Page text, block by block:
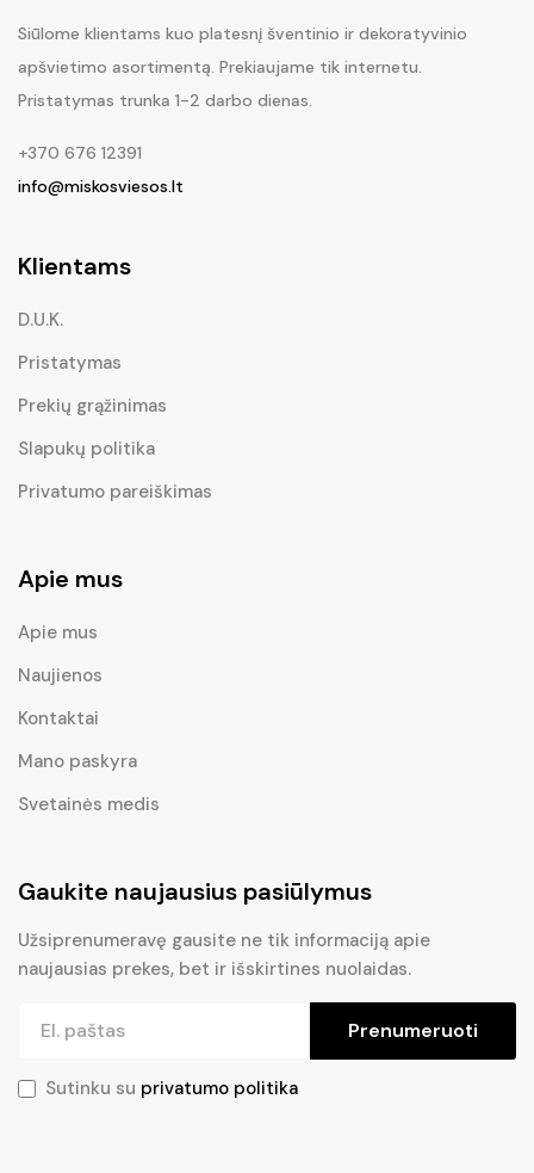
Siūlome klientams kuo platesnį šventinio ir dekoratyvinio
apšvietimo asortimentą. Prekiaujame tik internetu.
Pristatymas trunka 1-2 darbo dienas.
+370 676 12391
info@miskosviesos.lt
Klientams
D.U.K.
Pristatymas
Prekių grąžinimas
Slapukų politika
Privatumo pareiškimas
Apie mus
Apie mus
Naujienos
Kontaktai
Mano paskyra
Svetainės medis
Gaukite naujausius pasiūlymus
Užsiprenumeravę gausite ne tik informaciją apie
naujausias prekes, bet ir išskirtines nuolaidas.
Prenumeruoti
Sutinku su privatumo politika